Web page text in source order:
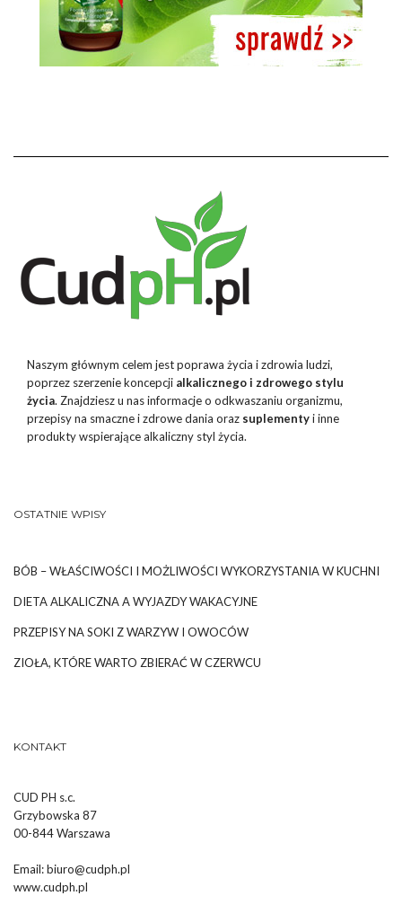
Naszym głównym celem jest poprawa życia i zdrowia ludzi,
poprzez szerzenie koncepcji alkalicznego i zdrowego stylu
życia. Znajdziesz u nas informacje o odkwaszaniu organizmu,
przepisy na smaczne i zdrowe dania oraz suplementyi inne
produkty wspierające alkaliczny styl życia.
OSTATNIE WPISY
BÓB – WŁAŚCIWOŚCI I MOŻLIWOŚCI WYKORZYSTANIA W KUCHNI
DIETA ALKALICZNA A WYJAZDY WAKACYJNE
PRZEPISY NA SOKI Z WARZYW I OWOCÓW
ZIOŁA, KTÓRE WARTO ZBIERAĆ W CZERWCU
KONTAKT
CUD PH s.c.
Grzybowska 87
00-844 Warszawa
Email:biuro@cudph.pl
www.cudph.pl